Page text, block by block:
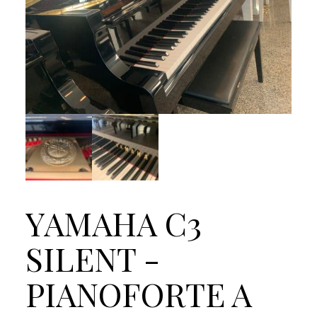
YAMAHA C3
SILENT -
PIANOFORTE A